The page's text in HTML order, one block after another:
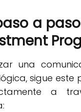
a
una
sigue este
a
: